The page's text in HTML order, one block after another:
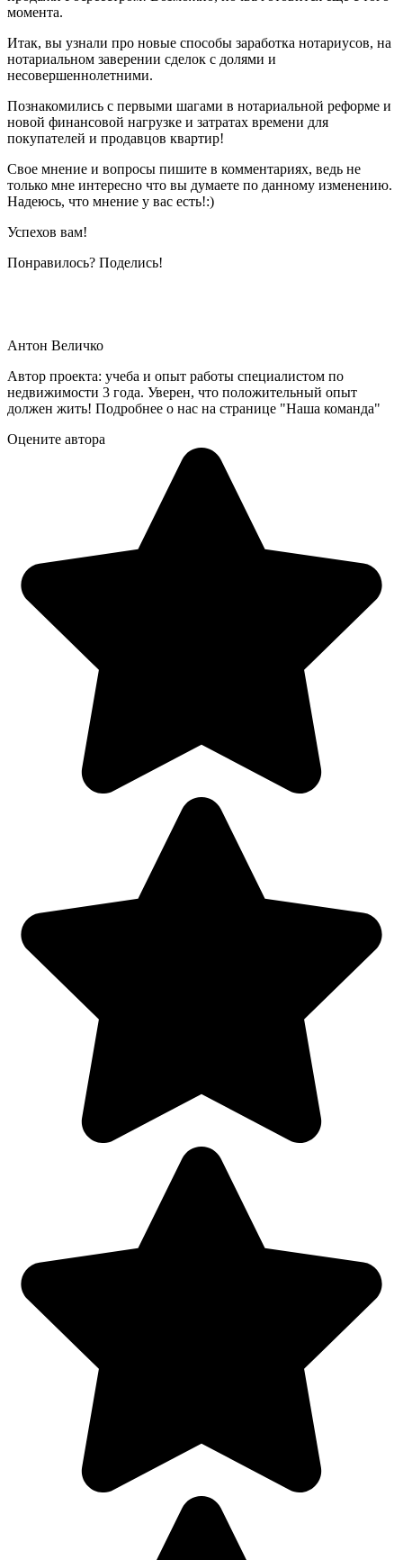
момента.
Итак, вы узнали про новые способы заработка нотариусов, на
нотариальном заверении сделок с долями и
несовершеннолетними.
Познакомились с первыми шагами в нотариальной реформе и
новой финансовой нагрузке и затратах времени для
покупателей и продавцов квартир!
Свое мнение и вопросы пишите в комментариях, ведь не
только мне интересно что вы думаете по данному изменению.
Надеюсь, что мнение у вас есть!:)
Успехов вам!
Понравилось? Поделись!
Антон Величко
Автор проекта: учеба и опыт работы специалистом по
недвижимости 3 года. Уверен, что положительный опыт
должен жить! Подробнее о нас на странице "Наша команда"
Оцените автора